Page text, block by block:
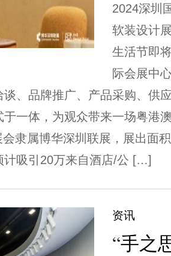
2024深圳
软装设计
生活节即
际会展中
谈、品牌推广、产品采购、供
于一体，为观众带来一场粤港
隶属博华深圳联展，展出面
计吸引20万来自酒店/公 […]
资讯
“手之